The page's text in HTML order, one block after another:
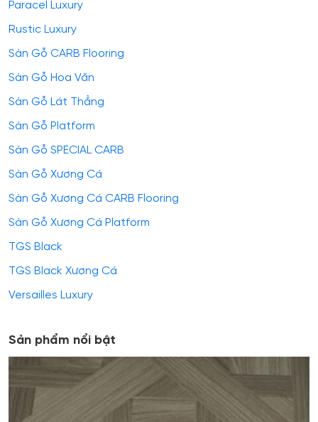
Paracel Luxury
Rustic Luxury
Sàn Gỗ CARB Flooring
Sàn Gỗ Hoa Văn
Sàn Gỗ Lát Thẳng
Sàn Gỗ Platform
Sàn Gỗ SPECIAL CARB
Sàn Gỗ Xương Cá
Sàn Gỗ Xương Cá CARB Flooring
Sàn Gỗ Xương Cá Platform
TGS Black
TGS Black Xương Cá
Versailles Luxury
Sản phẩm nổi bật